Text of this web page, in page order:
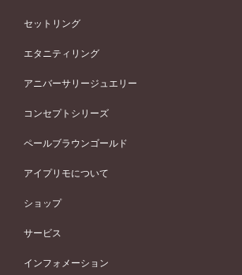
婚約指輪一覧
ピンクゴールド
ペールブラウンゴールド
ウェーブライン
V字ライン
ワンサイドメレ
ダブルサイドメレ
シンプル
フェミニン
モード
50万円台～
40万円台～
30万円台～
婚約指輪 人気ランキング
婚約ネックレス
ダイヤモンドシェイプコレクション
結婚指輪 (マリッジリング)
結婚指輪一覧
ピンクゴールド
ペールブラウンゴールド
ウェーブライン
V字ライン
ワンメレ
セベラルメレ
シンプル
フェミニン
モード
50万円～
40万円～50万円
セットリング
セットリング
セットリング一覧
ピンクゴールド
ペールブラウンゴールド
エタニティリング
エタニティリング
エタニティリング一覧
ピンクゴールド
ペールブラウンゴールド
アニバーサリージュエリー
アニバーサリージュエリー
アニバーサリージュエリー一覧
ファッションリング
ブレスレット
コンセプトシリーズ
コンセプトシリーズ
オリジンビリーフ
エトワル
スワハ
ペールブラウンゴールド
アイプリモについて
アイプリモについて
パーソナルハンド診断
デザインへのこだわり
ショップ
店舗一覧
北海道
サービス
プロポーズサポート
インフォメーション